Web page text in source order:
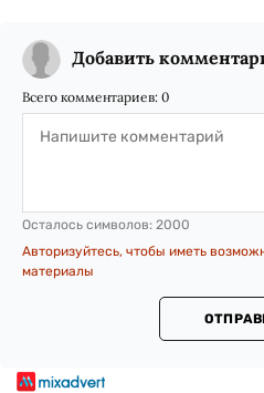
Добавить
Всего комментариев: 0
Осталось символов: 2000
Авторизуйтесь, чтобы иметь
материалы